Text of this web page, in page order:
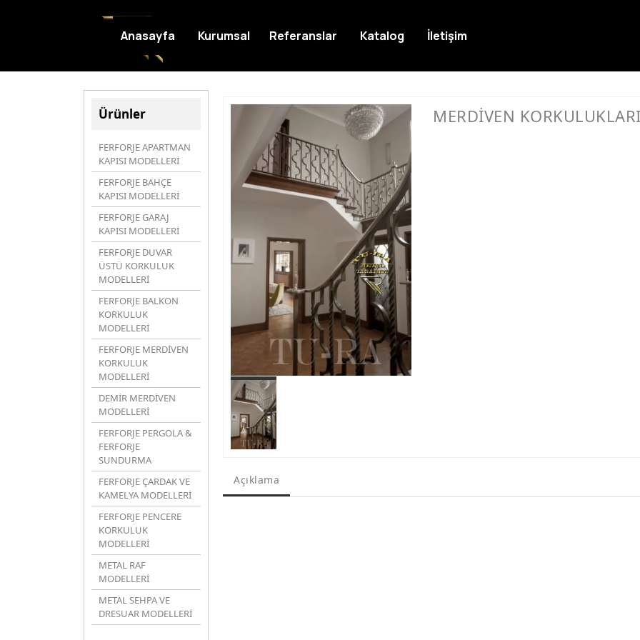
Ürünler
FERFORJE APARTMAN
KAPISI MODELLERİ
FERFORJE BAHÇE
KAPISI MODELLERİ
FERFORJE GARAJ
KAPISI MODELLERİ
FERFORJE DUVAR
ÜSTÜ KORKULUK
MODELLERİ
FERFORJE BALKON
KORKULUK
MODELLERİ
FERFORJE MERDİVEN
KORKULUK
MODELLERİ
DEMİR MERDİVEN
MODELLERİ
FERFORJE PERGOLA &
FERFORJE
SUNDURMA
FERFORJE ÇARDAK VE
KAMELYA MODELLERİ
FERFORJE PENCERE
KORKULUK
MODELLERİ
METAL RAF
MODELLERİ
METAL SEHPA VE
DRESUAR MODELLERİ
MERDİVEN
Açıklama
Anasayfa Kurumsal Referanslar Katalog İletişim